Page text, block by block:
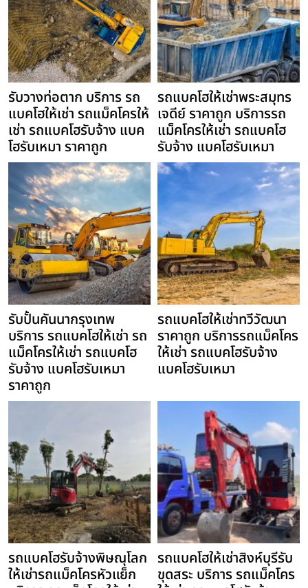
รับวางท่อตาก บริการ รถ
แบคโฮให้เช่า รถแม็คโครให้
เช่า รถแบคโฮรับจ้าง แบค
โฮรับเหมา ราคาถูก
รถแบคโฮให้เช่าพระสมุทร
เจดีย์ ราคาถูก บริการรถ
แม็คโครให้เช่า รถแบคโฮ
รับจ้าง แบคโฮรับเหมา
รับปั้นคันนากรุงเทพ
บริการ รถแบคโฮให้เช่า รถ
แม็คโครให้เช่า รถแบคโฮ
รับจ้าง แบคโฮรับเหมา
ราคาถูก
รถแบคโฮให้เช่าทวีวัฒนา
ราคาถูก บริการรถแม็คโคร
ให้เช่า รถแบคโฮรับจ้าง
แบคโฮรับเหมา
รถแบคโฮรับจ้างพิษณุโลก
ให้เช่ารถแม็คโครหัวแย็ก
รถแบคโฮให้เช่าสิงห์บุรีรับ
ขุดสระ บริการ รถแม็คโคร